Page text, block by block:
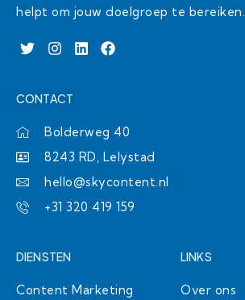
helpt om jouw doelgroep te bereiken.
T
w
t
r
I
n
a
r
m
L
i
i
F
a
o
k
CONTACT
Bolderweg 40
8243 RD, Lelystad
hello@skycontent.nl
+31 320 419 159
DIENSTEN
Content Marketing
LINKS
Over ons